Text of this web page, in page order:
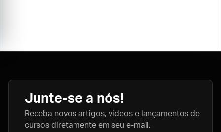
Junte-se a nós!
Receba novos artigos, vídeos e lançamentos de
cursos diretamente em seu e-mail.